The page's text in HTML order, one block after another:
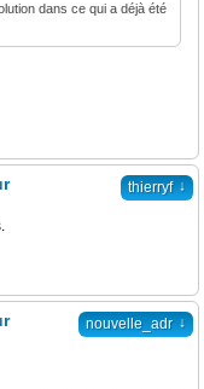
dans ce qui a déjà été
thierryf ↓
nouvelle_adr ↓